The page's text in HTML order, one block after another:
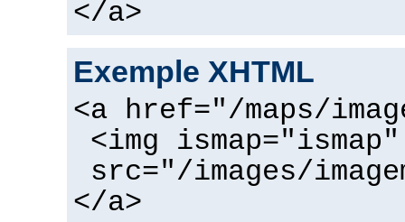
</a>
Exemple XHTML
<a href="/maps/
<img ismap="ismap"
src="/images/
</a>